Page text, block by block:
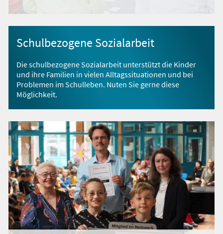
Schulbezogene Sozialarbeit
Die schulbezogene Sozialarbeit unterstützt die Kinder
und ihre Familien in vielen Alltagssituationen und bei
Problemen im Schulleben. Nuten Sie gerne diese
Möglichkeit.